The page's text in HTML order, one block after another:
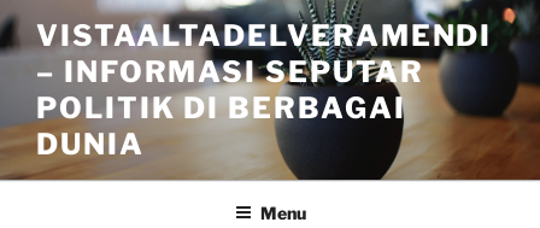
Skip
to
content
VISTAALTADELVERAMENDI
– INFORMASI SEPUTAR
POLITIK DI BERBAGAI
DUNIA
Menu